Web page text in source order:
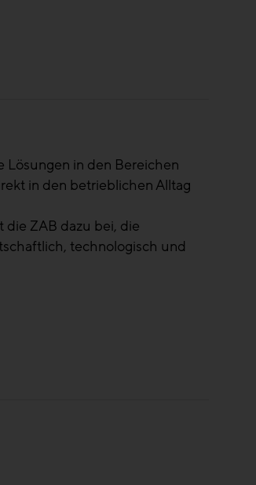
dann ist es wichtig,
und Lehren zu ziehen. Die